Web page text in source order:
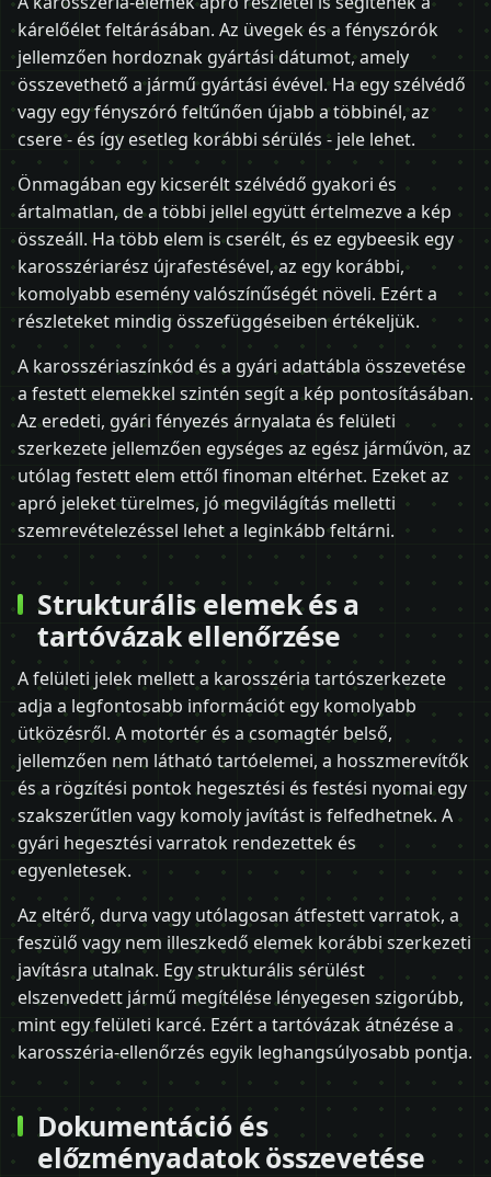
kárelőélet feltárásában. Az üvegek és a fényszórók
jellemzően hordoznak gyártási dátumot, amely
összevethető a jármű gyártási évével. Ha egy szélvédő
vagy egy fényszóró feltűnően újabb a többinél, az
csere - és így esetleg korábbi sérülés - jele lehet.
Önmagában egy kicserélt szélvédő gyakori és
ártalmatlan, de a többi jellel együtt értelmezve a kép
összeáll. Ha több elem is cserélt, és ez egybeesik egy
karosszériarész újrafestésével, az egy korábbi,
komolyabb esemény valószínűségét növeli. Ezért a
részleteket mindig összefüggéseiben értékeljük.
A karosszériaszínkód és a gyári adattábla összevetése
a festett elemekkel szintén segít a kép pontosításában.
Az eredeti, gyári fényezés árnyalata és felületi
szerkezete jellemzően egységes az egész járművön, az
utólag festett elem ettől finoman eltérhet. Ezeket az
apró jeleket türelmes, jó megvilágítás melletti
szemrevételezéssel lehet a leginkább feltárni.
Strukturális elemek és a
tartóvázak ellenőrzése
A felületi jelek mellett a karosszéria tartószerkezete
adja a legfontosabb információt egy komolyabb
ütközésről. A motortér és a csomagtér belső,
jellemzően nem látható tartóelemei, a hosszmerevítők
és a rögzítési pontok hegesztési és festési nyomai egy
szakszerűtlen vagy komoly javítást is felfedhetnek. A
gyári hegesztési varratok rendezettek és
egyenletesek.
Az eltérő, durva vagy utólagosan átfestett varratok, a
feszülő vagy nem illeszkedő elemek korábbi szerkezeti
javításra utalnak. Egy strukturális sérülést
elszenvedett jármű megítélése lényegesen szigorúbb,
mint egy felületi karcé. Ezért a tartóvázak átnézése a
karosszéria-ellenőrzés egyik leghangsúlyosabb pontja.
Dokumentáció és
előzményadatok összevetése